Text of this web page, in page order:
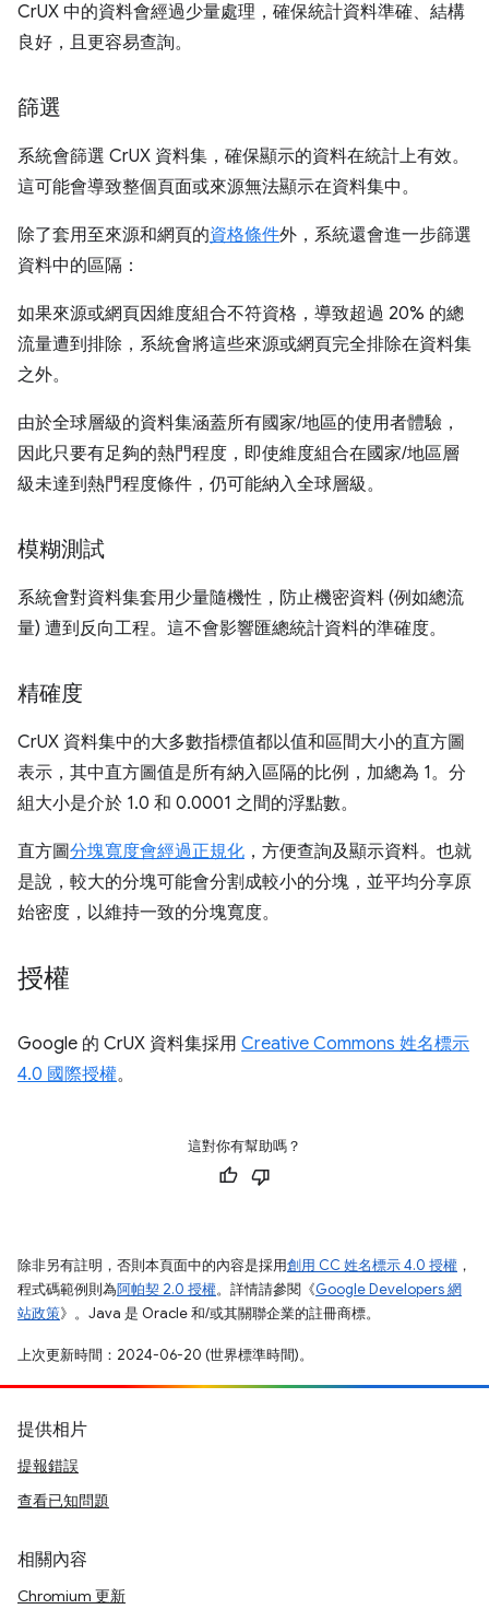
CrUX 中的資料會經過少量處理，確保統計資料準確、結構
良好，且更容易查詢。
篩選
系統會篩選 CrUX 資料集，確保顯示的資料在統計上有效。
這可能會導致整個頁面或來源無法顯示在資料集中。
除了套用至來源和網頁的資格條件外，系統還會進一步篩選
資料中的區隔：
如果來源或網頁因維度組合不符資格，導致超過 20% 的總
流量遭到排除，系統會將這些來源或網頁完全排除在資料集
之外。
由於全球層級的資料集涵蓋所有國家/地區的使用者體驗，
因此只要有足夠的熱門程度，即使維度組合在國家/地區層
級未達到熱門程度條件，仍可能納入全球層級。
模糊測試
系統會對資料集套用少量隨機性，防止機密資料 (例如總流
量) 遭到反向工程。這不會影響匯總統計資料的準確度。
精確度
CrUX 資料集中的大多數指標值都以值和區間大小的直方圖
表示，其中直方圖值是所有納入區隔的比例，加總為 1。分
組大小是介於 1.0 和 0.0001 之間的浮點數。
直方圖分塊寬度會經過正規化 ，方便查詢及顯示資料。也就
是說，較大的分塊可能會分割成較小的分塊，並平均分享原
始密度，以維持一致的分塊寬度。
授權
Google 的 CrUX 資料集採用 Creative Commons 姓名標示
4.0 國際授權。
這對你有幫助嗎？
除非另有註明，否則本頁面中的內容是採用創用 CC 姓名標示 4.0 授權 ，
程式碼範例則為阿帕契 2.0 授權。詳情請參閱《Google Developers 網
站政策》。Java 是 Oracle 和/或其關聯企業的註冊商標。
上次更新時間：2024-06-20 (世界標準時間)。
提供相片
提報錯誤
查看已知問題
相關內容
Chromium 更新